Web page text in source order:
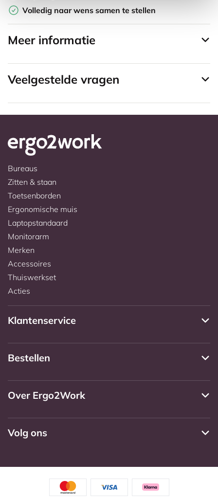
Volledig naar wens samen te stellen
Meer informatie
Veelgestelde vragen
Bureaus
Zitten & staan
Toetsenborden
Ergonomische muis
Laptopstandaard
Monitorarm
Merken
Accessoires
Thuiswerkset
Acties
Klantenservice
Bestellen
Over Ergo2Work
Volg ons